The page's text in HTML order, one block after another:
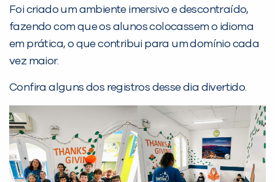
Foi criado um ambiente imersivo e descontraído,
fazendo com que os alunos colocassem o idioma
em prática, o que contribui para um domínio cada
vez maior.
Confira alguns dos registros desse dia divertido.